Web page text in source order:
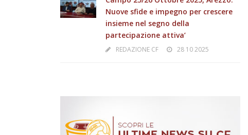
Nuove sfide e impegno per crescere
insieme nel segno della
partecipazione attiva’
REDAZIONE CF 28 10 2025